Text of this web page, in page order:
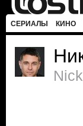
СЕРИАЛЫ КИНО